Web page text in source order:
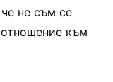
не съм се
към